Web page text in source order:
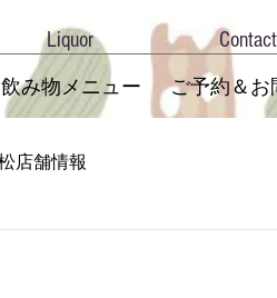
飲み物メニュー ご予約＆お
Liquor Contact
店舗情報